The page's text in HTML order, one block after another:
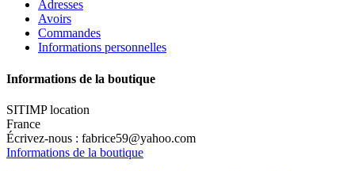
Adresses
Avoirs
Commandes
Informations personnelles
Informations de la boutique
SITIMP location
France
Écrivez-nous : fabrice59@yahoo.com
Informations de la boutique